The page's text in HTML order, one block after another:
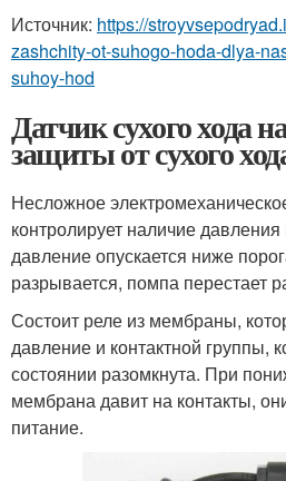
Источник: https://
zashchity-ot-suhogo-hoda-dlya-
suhoy-hod
Датчик сухого хода
защиты от сухого
Несложное
контролирует наличие
давление опускается ниже
разрывается, помпа перестает
Состоит реле из мембраны,
давление и контактной группы,
состоянии разомкнута. При
мембрана давит на контакты,
питание.